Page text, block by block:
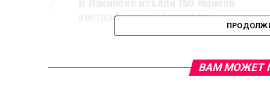
контрафактного алкоголя
ВАМ МОЖЕТ